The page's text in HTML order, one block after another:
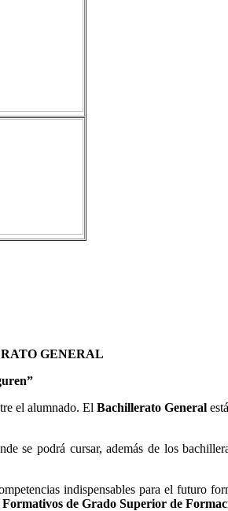
GENERAL
el alumnado. El Bachillerato General
se podrá cursar, además de los
indispensables para el futuro
Formativos de Grado Superior de